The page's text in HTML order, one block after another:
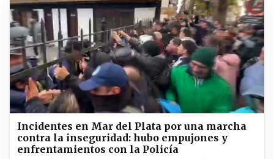
Incidentes en Mar del Plata por una marcha
contra la inseguridad: hubo empujones y
enfrentamientos con la Policía